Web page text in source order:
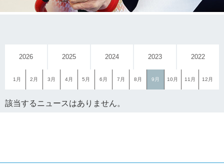
2026 2025 2024 2023 2022
1月 2月 3月 4月 5月 6月 7月 8月 9月 10月 11月 12月
該当するニュースはありません。